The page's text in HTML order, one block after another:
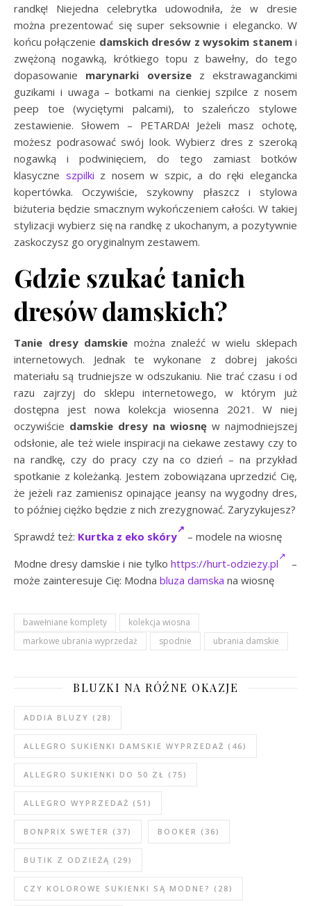
randkę! Niejedna celebrytka udowodniła, że w dresie
można prezentować się super seksownie i elegancko. W
końcu połączenie damskich dresów z wysokim stanemi
zwężoną nogawką, krótkiego topu z bawełny, do tego
dopasowanie marynarki oversize z ekstrawaganckimi
guzikami i uwaga – botkami na cienkiej szpilce z nosem
peep toe (wyciętymi palcami), to szaleńczo stylowe
zestawienie. Słowem – PETARDA! Jeżeli masz ochotę,
możesz podrasować swój look. Wybierz dres z szeroką
nogawką i podwinięciem, do tego zamiast botków
klasyczne szpilki z nosem w szpic, a do ręki elegancka
kopertówka. Oczywiście, szykowny płaszcz i stylowa
biżuteria będzie smacznym wykończeniem całości. W takiej
stylizacji wybierz się na randkę z ukochanym, a pozytywnie
zaskoczysz go oryginalnym zestawem.
Gdzie szukać tanich
dresów damskich?
Tanie dresy damskie można znaleźć w wielu sklepach
internetowych. Jednak te wykonane z dobrej jakości
materiału są trudniejsze w odszukaniu. Nie trać czasu i od
razu zajrzyj do sklepu internetowego, w którym już
dostępna jest nowa kolekcja wiosenna 2021. W niej
oczywiście damskie dresy na wiosnę w najmodniejszej
odsłonie, ale też wiele inspiracji na ciekawe zestawy czy to
na randkę, czy do pracy czy na co dzień – na przykład
spotkanie z koleżanką. Jestem zobowiązana uprzedzić Cię,
że jeżeli raz zamienisz opinające jeansy na wygodny dres,
to później ciężko będzie z nich zrezygnować. Zaryzykujesz?
Sprawdź też: Kurtka z eko skóry
– modele na wiosnę
Modne dresy damskie i nie tylko https://hurt-odziezy.pl
–
może zainteresuje Cię: Modna bluza damska na wiosnę
bawełniane komplety
kolekcja wiosna
markowe ubrania wyprzedaż
spodnie ubrania damskie
BLUZKI NA RÓŻNE OKAZJE
ADDIA BLUZY (28)
ALLEGRO SUKIENKI DAMSKIE WYPRZEDAŻ (46)
ALLEGRO SUKIENKI DO 50 ZŁ (75)
ALLEGRO WYPRZEDAŻ (51)
BONPRIX SWETER (37) BOOKER (36)
BUTIK Z ODZIEŻĄ (29)
CZY KOLOROWE SUKIENKI SĄ MODNE? (28)